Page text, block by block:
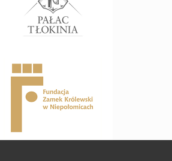
www.palac-tlokinia.pl
Fundacja Zamek Królewski
w Niepołomicach